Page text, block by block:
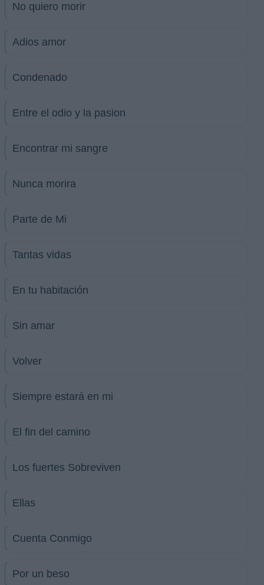
No quiero morir
Adios amor
Condenado
Entre el odio y la pasion
Encontrar mi sangre
Nunca morira
Parte de Mi
Tantas vidas
En tu habitación
Sin amar
Volver
Siempre estará en mi
El fin del camino
Los fuertes Sobreviven
Ellas
Cuenta Conmigo
Por un beso